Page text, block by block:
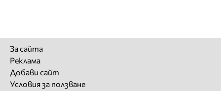
За сайта
Реклама
Добави сайт
Условия за ползване